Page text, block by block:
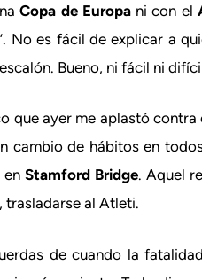
Copa de Europani con el
No es fácil de explicar a
Bueno, ni fácil ni
ayer me aplastó
cambio de hábitos en
enStamford Bridge. Aquel
trasladarse al Atleti.
de cuando la